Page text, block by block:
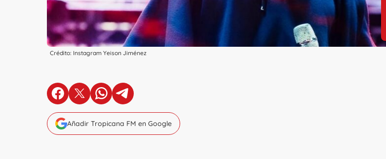
Crédito: Instagram Yeison Jiménez
en Facebook
en X en Whatsapp
en Telegram
Añadir Tropicana FM en Google